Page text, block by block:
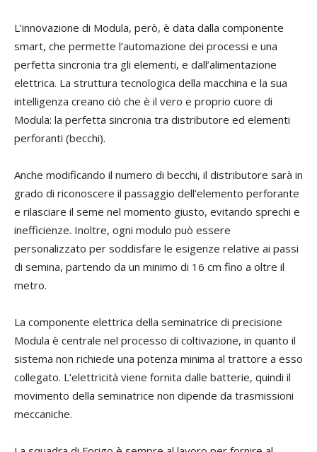
L’innovazione di Modula, però, è data dalla componente
smart, che permette l’automazione dei processi e una
perfetta sincronia tra gli elementi, e dall’alimentazione
elettrica. La struttura tecnologica della macchina e la sua
intelligenza creano ciò che è il vero e proprio cuore di
Modula: la perfetta sincronia tra distributore ed elementi
perforanti (becchi).
Anche modificando il numero di becchi, il distributore sarà in
grado di riconoscere il passaggio dell’elemento perforante
e rilasciare il seme nel momento giusto, evitando sprechi e
inefficienze. Inoltre, ogni modulo può essere
personalizzato per soddisfare le esigenze relative ai passi
di semina, partendo da un minimo di 16 cm fino a oltre il
metro.
La componente elettrica della seminatrice di precisione
Modula è centrale nel processo di coltivazione, in quanto il
sistema non richiede una potenza minima al trattore a esso
collegato. L’elettricità viene fornita dalle batterie, quindi il
movimento della seminatrice non dipende da trasmissioni
meccaniche.